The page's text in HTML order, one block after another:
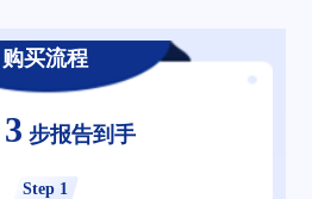
购买流程
3 步报告到手
Step 1